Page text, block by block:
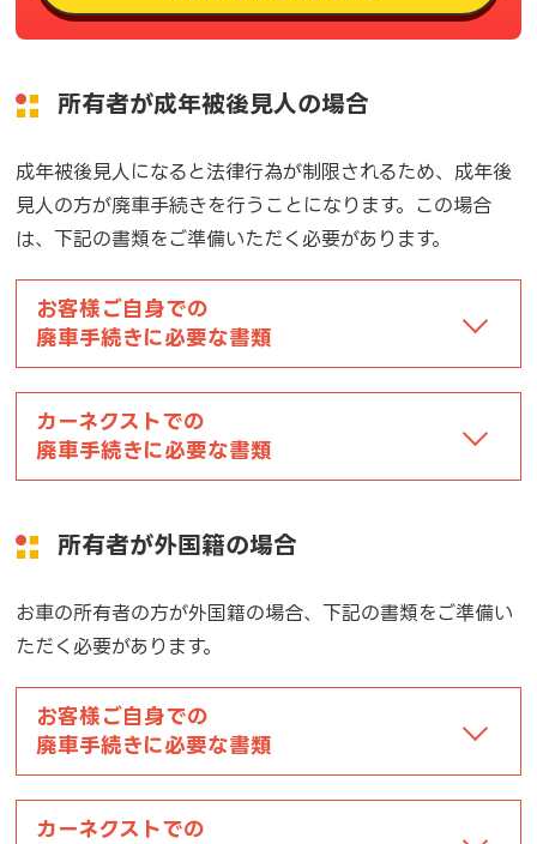
所有者が成年被後見人の場合
成年被後見人になると法律行為が制限されるため、成年後
見人の方が廃車手続きを行うことになります。この場合
は、下記の書類をご準備いただく必要があります。
お客様ご自身での
廃車手続きに必要な書類
カーネクストでの
廃車手続きに必要な書類
所有者が外国籍の場合
お車の所有者の方が外国籍の場合、下記の書類をご準備い
ただく必要があります。
お客様ご自身での
廃車手続きに必要な書類
カーネクストでの